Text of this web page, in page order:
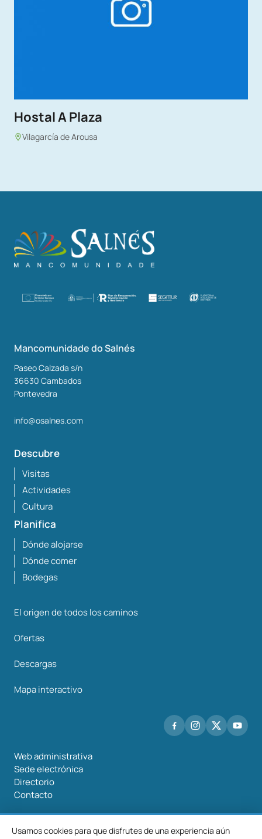
Hostal A Plaza
Vilagarcía de Arousa
Mancomunidade do Salnés
Paseo Calzada s/n
36630 Cambados
Pontevedra
info@osalnes.com
Descubre
Visitas
Actividades
Cultura
Planifica
Dónde alojarse
Dónde comer
Bodegas
El origen de todos los caminos
Ofertas
Descargas
Mapa interactivo
Web administrativa
Sede electrónica
Directorio
Contacto
Usamos cookies para que disfrutes de una experiencia aún